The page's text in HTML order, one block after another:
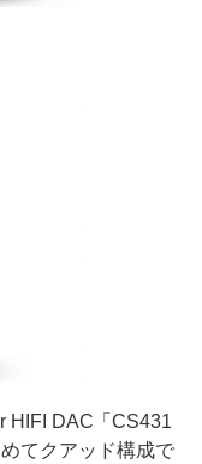
HIFI DAC「CS431
てクアッド構成で